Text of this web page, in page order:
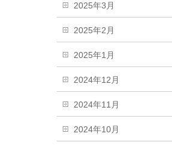
2025年3月
2025年2月
2025年1月
2024年12月
2024年11月
2024年10月